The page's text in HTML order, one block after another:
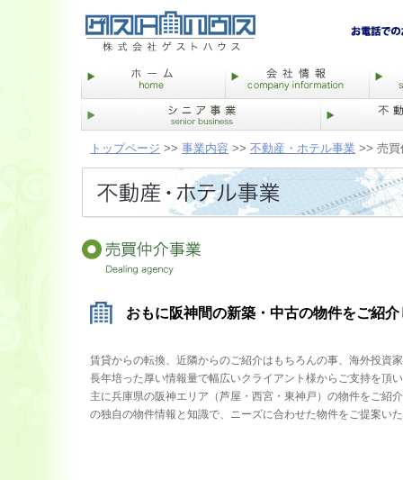
トップページ >> 事業内容 >> 不動産・ホテル事業 >> 売買
おもに阪神間の新築・中古の物件をご紹
賃貸からの転換、近隣からのご紹介はもちろんの事、海外投資
長年培った厚い情報量で幅広いクライアント様からご支持を頂
主に兵庫県の阪神エリア（芦屋・西宮・東神戸）の物件をご紹
の独自の物件情報と知識で、ニーズに合わせた物件をご提案い